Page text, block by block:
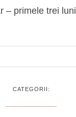
– primele trei luni
CATEGORII: